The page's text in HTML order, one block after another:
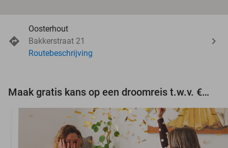
Oosterhout
Bakkerstraat 21
Routebeschrijving
Maak gratis kans op een droomreis t.w.v. €3.000!